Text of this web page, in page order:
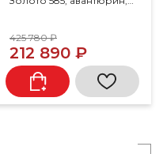
425 780 ₽
212 890 ₽